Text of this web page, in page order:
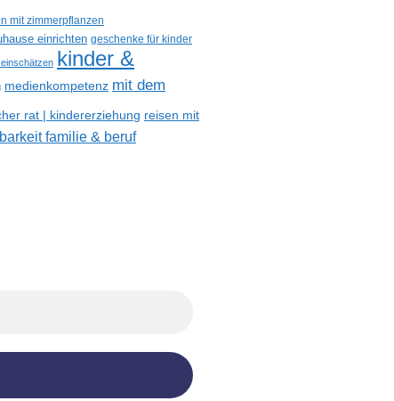
mit zimmerpflanzen
einrichten geschenke für kinder
kinder &
medienkompetenz mit dem
rat | kindererziehung reisen mit
familie & beruf